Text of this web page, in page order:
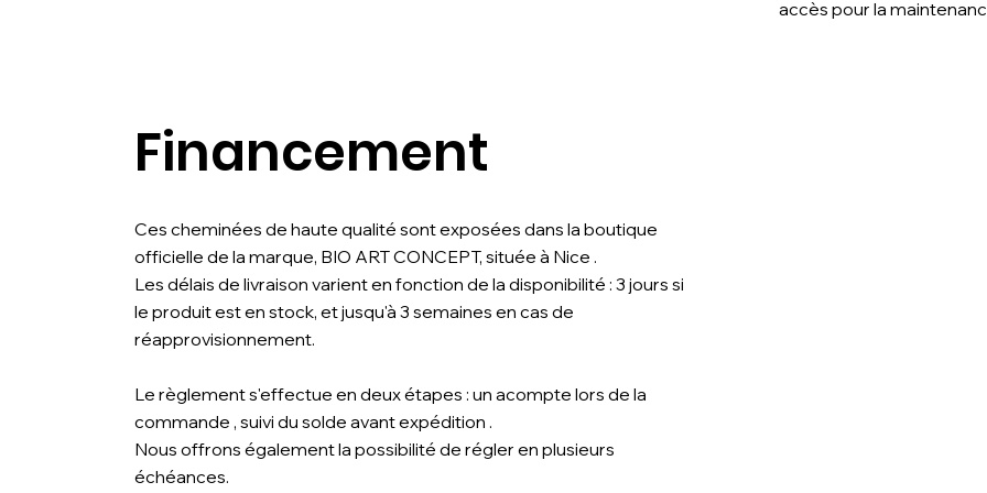
accès pour la
Financement
Ces cheminées de haute qualité sont exposées dans la boutique
officielle de la marque, BIO ART CONCEPT, située à Nice .
Les délais de livraison varient en fonction de la disponibilité : 3 jours si
le produit est en stock, et jusqu'à 3 semaines en cas de
réapprovisionnement.
Le règlement s'effectue en deux étapes : un acompte lors de la
commande , suivi du solde avant expédition .
Nous offrons également la possibilité de régler en plusieurs
échéances.